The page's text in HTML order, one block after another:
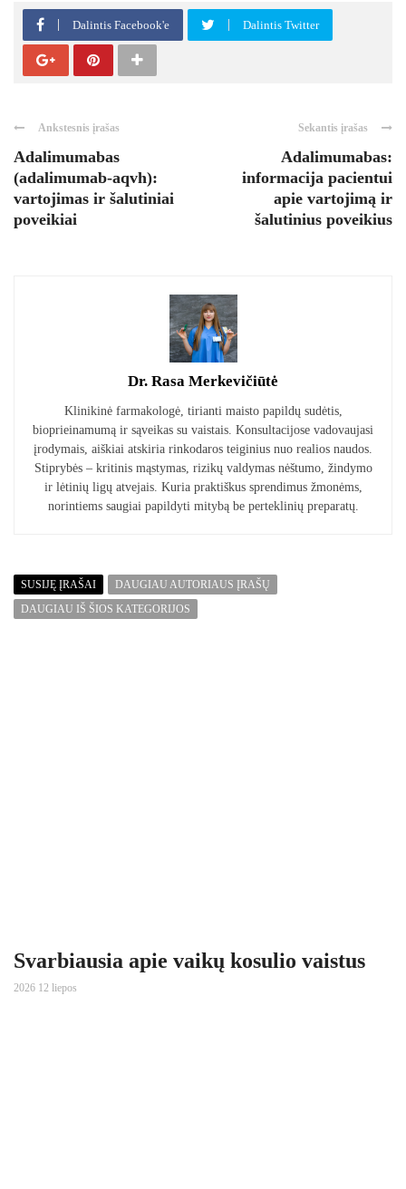
Dalintis Facebook'e Dalintis Twitter
Ankstesnis įrašas
Adalimumabas
(adalimumab-aqvh):
vartojimas ir šalutiniai
poveikiai
Sekantis įrašas
Adalimumabas:
informacija pacientui
apie vartojimą ir
šalutinius poveikius
Dr. Rasa Merkevičiūtė
Klinikinė farmakologė, tirianti maisto papildų sudėtis,
bioprieinamumą ir sąveikas su vaistais. Konsultacijose vadovaujasi
įrodymais, aiškiai atskiria rinkodaros teiginius nuo realios naudos.
Stiprybės – kritinis mąstymas, rizikų valdymas nėštumo, žindymo
ir lėtinių ligų atvejais. Kuria praktiškus sprendimus žmonėms,
norintiems saugiai papildyti mitybą be perteklinių preparatų.
SUSIJĘ ĮRAŠAI
DAUGIAU AUTORIAUS ĮRAŠŲ
DAUGIAU IŠ ŠIOS KATEGORIJOS
Svarbiausia apie vaikų kosulio vaistus
2026 12 liepos